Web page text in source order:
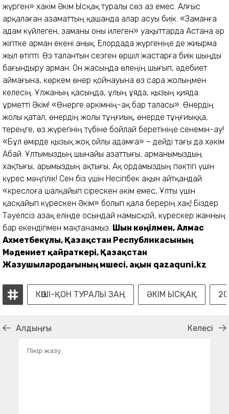
жүрген» хакім Әкім Ысқақ туралы сөз аз емес. Алғыс
арқалаған азаматтың қашанда алар асуы биік. «Заманға
адам күйлеген, заманы оны илеген» уақыттарда Астана әр
жігітке арман екені анық. Елордада жүргеніңе де жиырма
жыл өтіпті. Өз талантын сезген өршіл жастарға биік шыңды
бағындыру арман. Он жасыңда өлеңің шығып, әдебиет
аймағына, көркем өнер қойнауына өз сара жолыңмен
келесің. Ұлжаның қасыңда, ұлың ұяда, қызың қияда.
Құрметті Әкім! «Өнерге әркімнің-ақ бар таласы». Өнердің
жолы қатал, өнердің жолы тұңғиық, өнерде тұңғиыққа,
тереңге, өз жүрегінің түбіне бойлай беретініңе сенемін-ау!
«Бұл өмірде қызық жоқ ойлы адамға» – дейді тағы да хәкім
Абай. Ұлтымыздың шынайы азаттығы, арманымыздың
хақтығы, арымыздың ақтығы, Ақ ордамыздың пәктігі үшін
күрес мәңгілік! Сен біз үшін Несіпбек ақын айтқандай
«креслоға шалқайып сірескен әкім емес, Ұлты үшін
қасқайып күрескен Әкім» болып қала берерің хақ! Біздер
Тәуелсіз Қазақ елінде осындай намысқой, күрескер жанның
бар екендігімен мақтанамыз. Шын көңілмен, Алмас
Ахметбекұлы, Қазақстан Республикасының
Мәдениет қайраткері, Қазақстан
Жазушылародағының мүшесі, ақын qazaquni.kz
КӨШІ-ҚОН ТУРАЛЫ ЗАҢ ӘКІМ ЫСҚАҚ
Алдыңғы Келесі